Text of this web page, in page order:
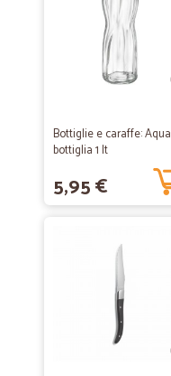
Bottiglie e caraffe: Aqua
bottiglia 1 lt
5,95 €